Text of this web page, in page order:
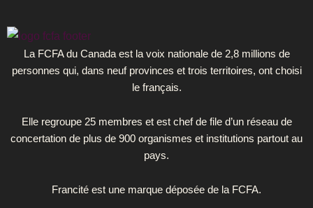
e
b
o
k
t
a
g
a
k
e
d
n
La FCFA du Canada est la voix nationale de 2,8 millions de
personnes qui, dans neuf provinces et trois territoires, ont choisi
le français.
Elle regroupe 25 membres et est chef de file d’un réseau de
concertation de plus de 900 organismes et institutions partout au
pays.
Francité est une marque déposée de la FCFA.